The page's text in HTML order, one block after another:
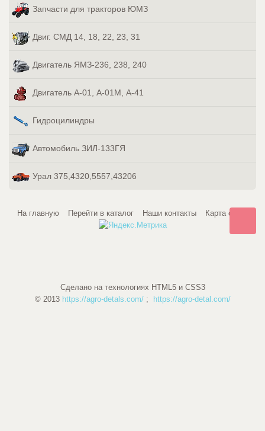
Запчасти для тракторов ЮМЗ
Двиг. СМД 14, 18, 22, 23, 31
Двигатель ЯМЗ-236, 238, 240
Двигатель А-01, А-01М, А-41
Гидроцилиндры
Автомобиль ЗИЛ-133ГЯ
Урал 375,4320,5557,43206
На главную Перейти в каталог Наши контакты Карта сайта
Сделано на технологиях HTML5 и CSS3
© 2013 https://agro-detals.com/; https://agro-detal.com/